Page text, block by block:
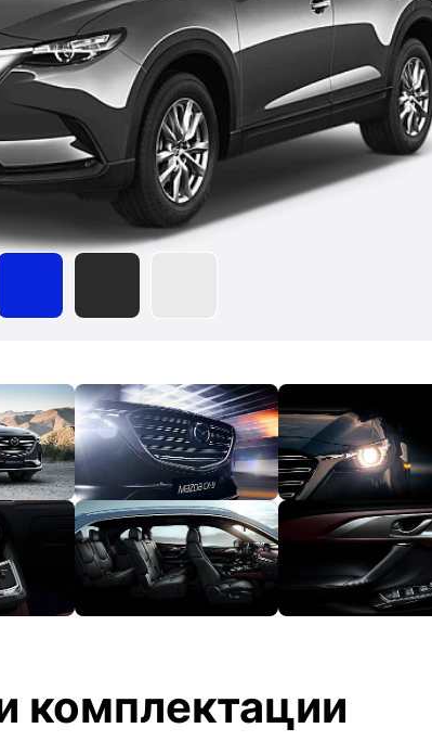
комплектации